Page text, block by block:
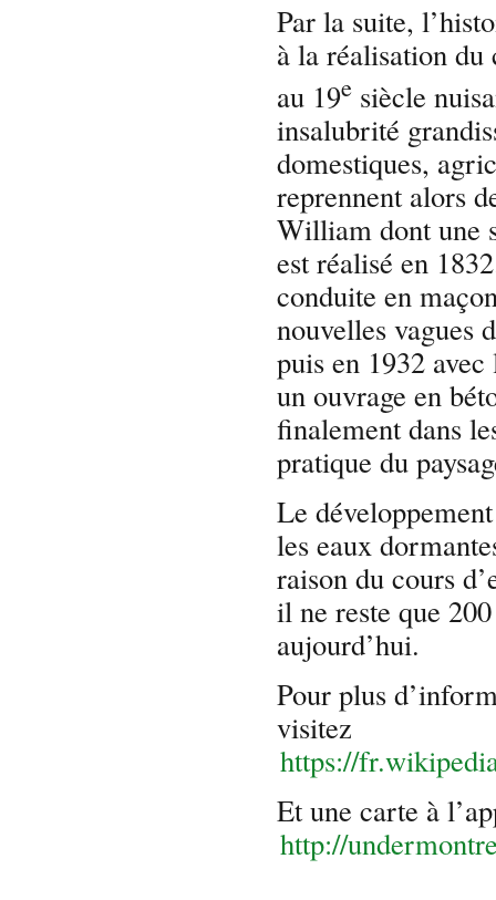
Par la suite,
à la réalisation
au 19e siècle
insalubrité
domestiques,
reprennent alors
William dont une
est réalisé en
conduite en
nouvelles vagues
puis en 1932
un ouvrage en
finalement dans
pratique du
Le
les eaux
raison du cours
il ne reste que
aujourd’hui.
Pour plus
visitez
https://
Et une carte à
http://